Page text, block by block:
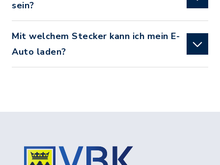
sein?
Mit welchem Stecker kann ich mein E-
Auto laden?